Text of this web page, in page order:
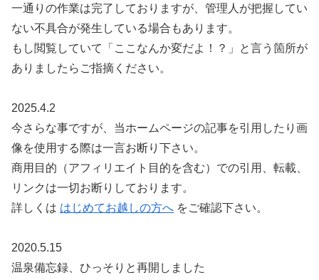
一通りの作業は完了しておりますが、管理人が把握してい
ない不具合が発生している場合もあります。
もし閲覧していて「ここなんか変だよ！？」と言う箇所が
ありましたらご指摘ください。
2025.4.2
今さらな事ですが、当ホームページの記事を引用したり画
像を使用する際は一言お断り下さい。
商用目的（アフィリエイト目的を含む）での引用、転載、
リンクは一切お断りしております。
詳しくは はじめてお越しの方へ をご確認下さい。
2020.5.15
温泉備忘録、ひっそりと再開しました